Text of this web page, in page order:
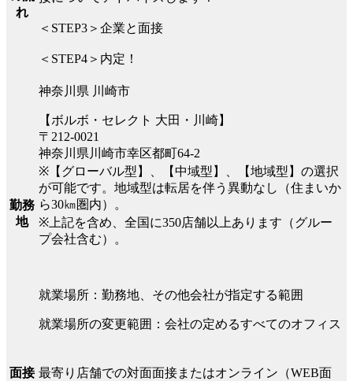
れ
＜STEP3＞企業と面接
＜STEP4＞内定！
勤務
地
神奈川県 川崎市
【ボルボ・セレクト 大田・川崎】
〒212-0021
神奈川県川崎市幸区都町64-2
※【グローバル型】、【中域型】、【地域型】の選択
が可能です。地域型は転居を伴う異動なし（住まいか
ら30㎞圏内）。
※上記を含め、全国に350店舗以上あります（グルー
プ会社含む）。
就業場所：勤務地、その他会社が指定する範囲
就業場所の変更範囲：会社の定めるすべてのオフィス
面接 最寄り店舗での対面面接またはオンライン（WEB面